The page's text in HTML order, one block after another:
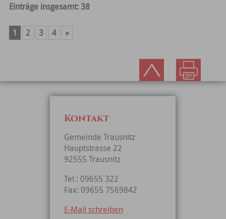
Einträge insgesamt: 38
1 2 3 4 »
Kontakt
Gemeinde Trausnitz
Hauptstrasse 22
92555 Trausnitz
Tel.: 09655 322
Fax: 09655 7569842
E-Mail schreiben